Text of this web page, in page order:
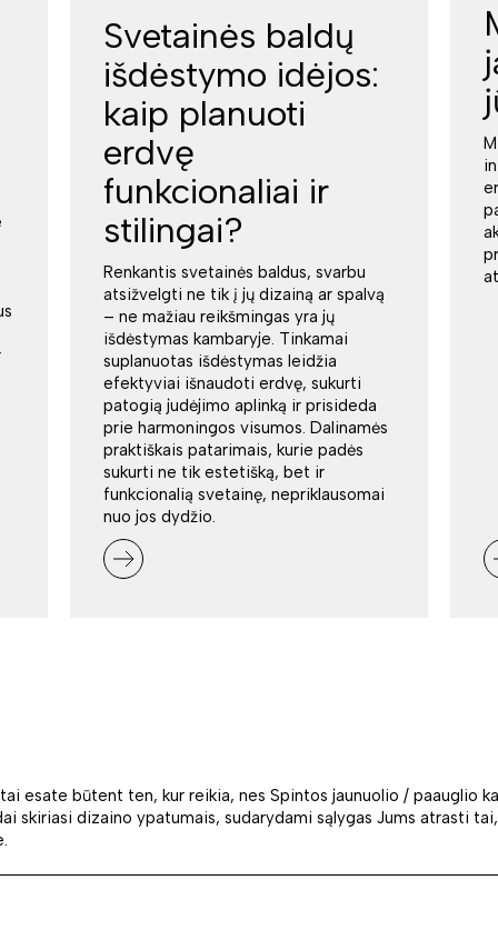
Svetainės baldų
išdėstymo idėjos:
kaip planuoti
erdvę
funkcionaliai ir
stilingai?
Renkantis svetainės baldus, svarbu
atsižvelgti ne tik į jų dizainą ar spalvą
– ne mažiau reikšmingas yra jų
išdėstymas kambaryje. Tinkamai
suplanuotas išdėstymas leidžia
efektyviai išnaudoti erdvę, sukurti
patogią judėjimo aplinką ir prisideda
prie harmoningos visumos. Dalinamės
praktiškais patarimais, kurie padės
sukurti ne tik estetišką, bet ir
funkcionalią svetainę, nepriklausomai
nuo jos dydžio.
esate būtent ten, kur reikia, nes Spintos jaunuolio / paauglio
skiriasi dizaino ypatumais, sudarydami sąlygas Jums atrasti